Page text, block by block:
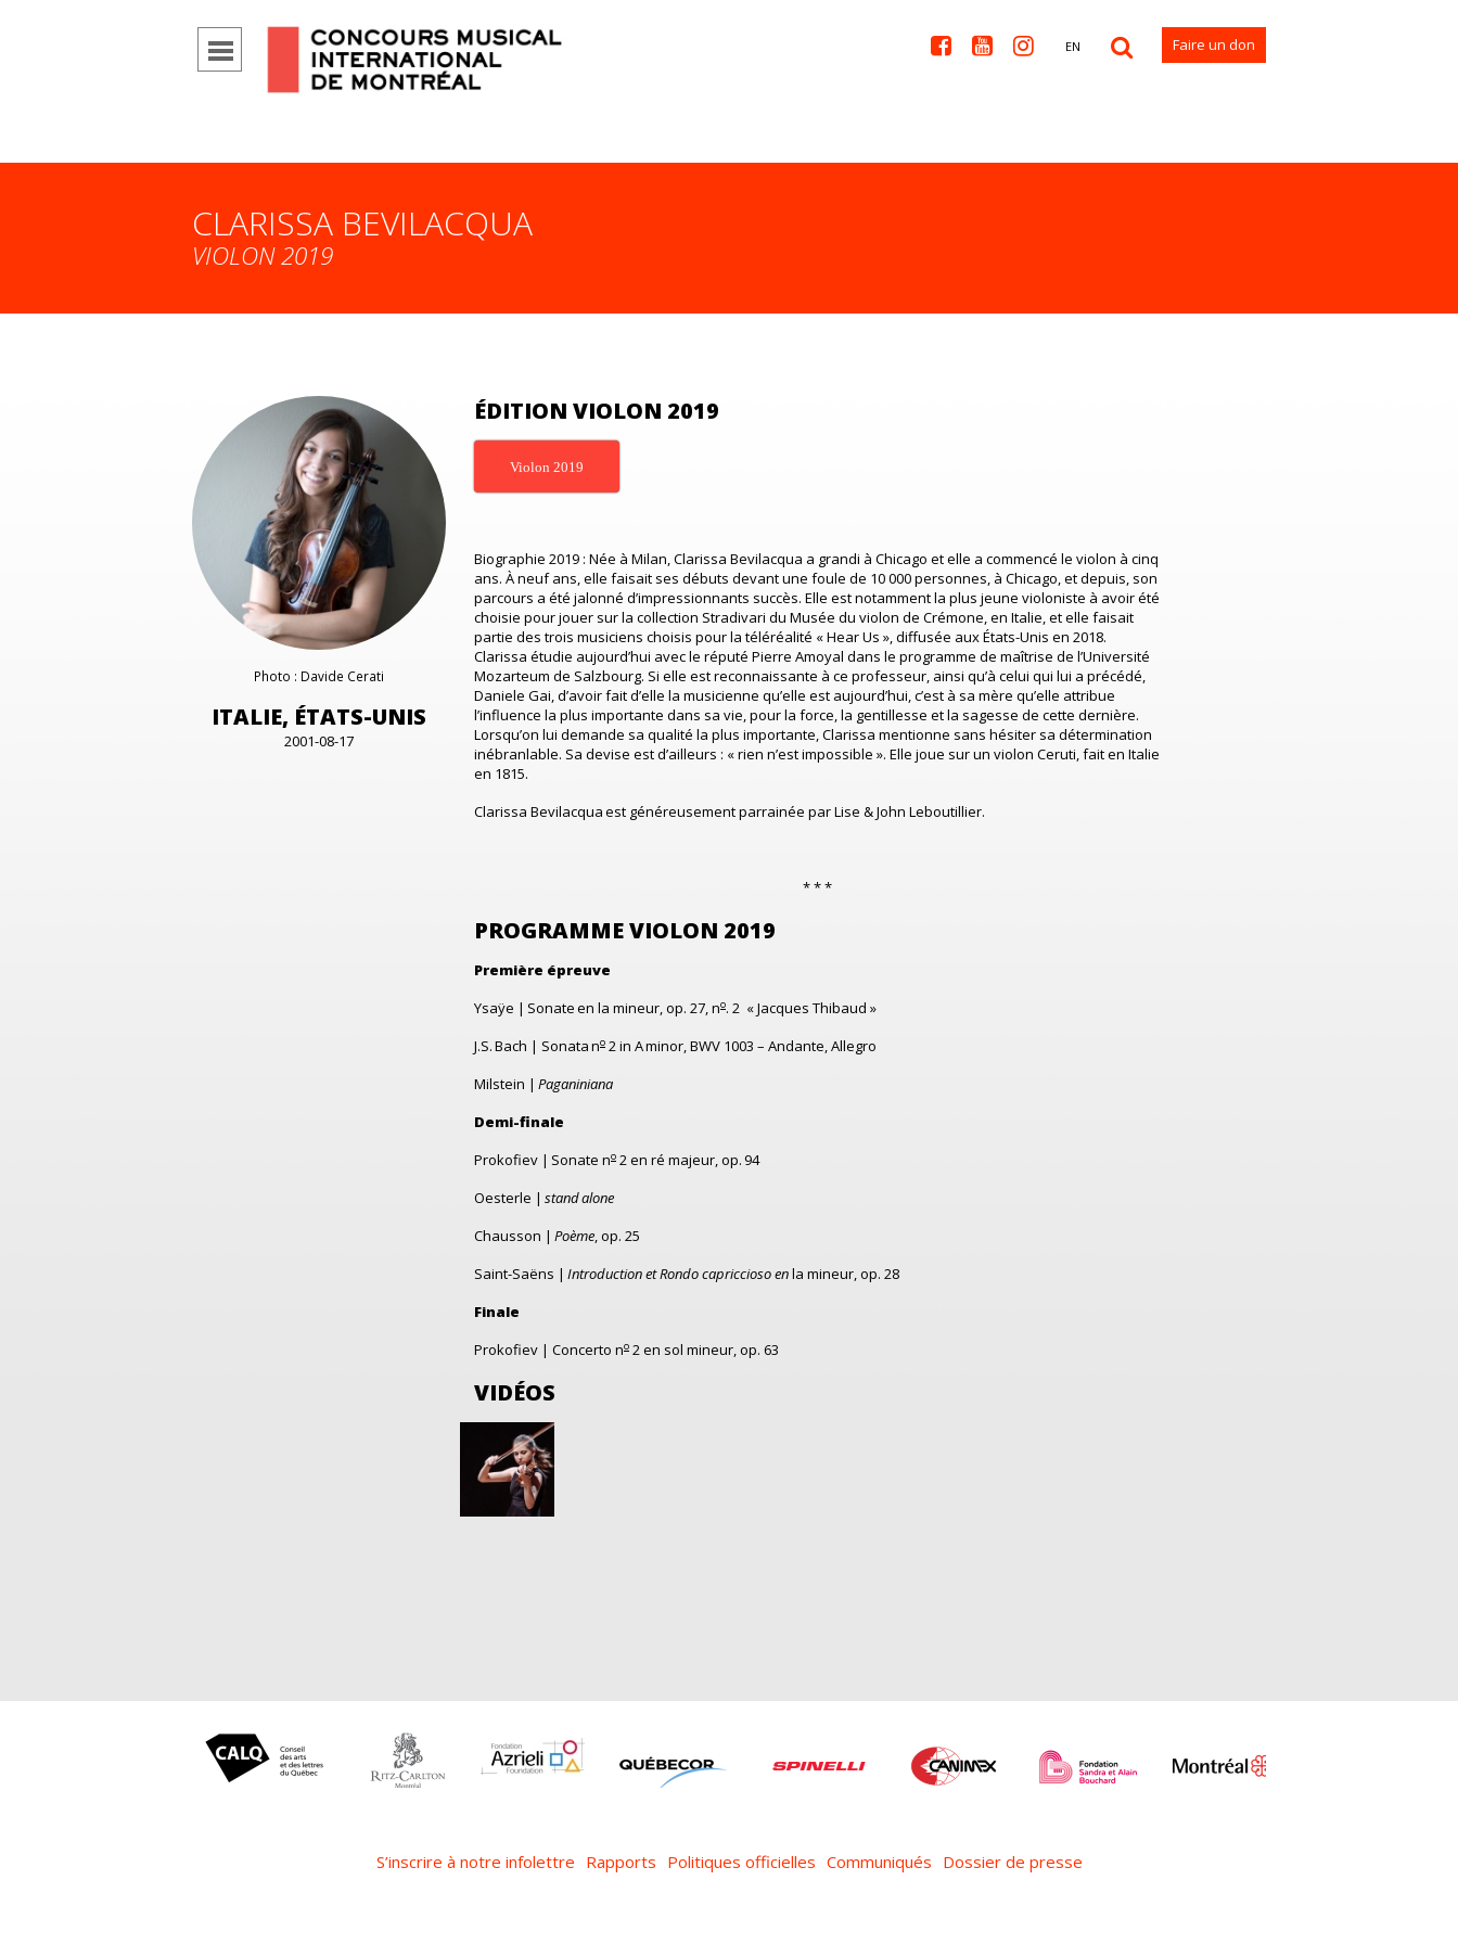
   EN Faire un don
CLARISSA BEVILACQUA
VIOLON 2019
Photo : Davide Cerati
ITALIE, ÉTATS-UNIS
2001-08-17
ÉDITION VIOLON 2019
Violon 2019
Biographie 2019 : Née à Milan, Clarissa Bevilacqua a grandi à Chicago et elle a commencé le violon à cinq
ans. À neuf ans, elle faisait ses débuts devant une foule de 10 000 personnes, à Chicago, et depuis, son
parcours a été jalonné d’impressionnants succès. Elle est notamment la plus jeune violoniste à avoir été
choisie pour jouer sur la collection Stradivari du Musée du violon de Crémone, en Italie, et elle faisait
partie des trois musiciens choisis pour la téléréalité « Hear Us », diffusée aux États-Unis en 2018.
Clarissa étudie aujourd’hui avec le réputé Pierre Amoyal dans le programme de maîtrise de l’Université
Mozarteum de Salzbourg. Si elle est reconnaissante à ce professeur, ainsi qu’à celui qui lui a précédé,
Daniele Gai, d’avoir fait d’elle la musicienne qu’elle est aujourd’hui, c’est à sa mère qu’elle attribue
l’influence la plus importante dans sa vie, pour la force, la gentillesse et la sagesse de cette dernière.
Lorsqu’on lui demande sa qualité la plus importante, Clarissa mentionne sans hésiter sa détermination
inébranlable. Sa devise est d’ailleurs : « rien n’est impossible ». Elle joue sur un violon Ceruti, fait en Italie
en 1815.
Clarissa Bevilacquaest généreusement parrainée parLise & John Leboutillier.
* * *
PROGRAMME VIOLON 2019
Première épreuve
Ysaÿe | Sonateen la mineur, op. 27, no. 2 « Jacques Thibaud »
J.S.Bach | Sonatano 2in Aminor, BWV 1003 – Andante, Allegro
Milstein | Paganiniana
Demi-finale
Prokofiev | Sonate no 2 en ré majeur, op. 94
Oesterle | standalone
Chausson | Poème, op. 25
Saint-Saëns | Introduction et Rondo capriccioso enla mineur, op. 28
Finale
Prokofiev | Concerto no 2 en sol mineur, op. 63
VIDÉOS
S’inscrire à notre infolettre Rapports Politiques officielles Communiqués Dossier de presse